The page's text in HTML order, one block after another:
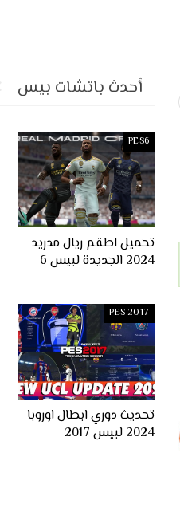
أحدث باتشات بيس
PES6
تحميل اطقم ريال مدريد
2024 الجديدة لبيس 6
PES 2017
تحديث دوري ابطال اوروبا
2024 لبيس 2017